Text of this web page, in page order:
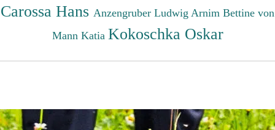
Carossa Hans Anzengruber Ludwig Arnim Bettine von
Mann Katia Kokoschka Oskar